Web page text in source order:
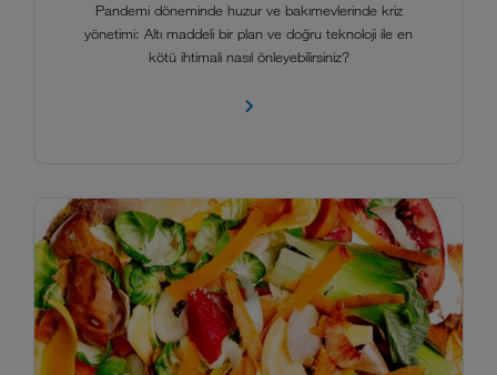
Pandemi döneminde huzur ve bakımevlerinde kriz
yönetimi: Altı maddeli bir plan ve doğru teknoloji ile en
kötü ihtimali nasıl önleyebilirsiniz?